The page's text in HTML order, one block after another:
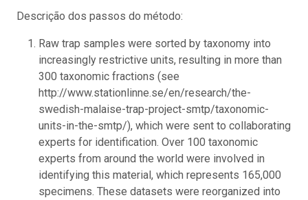
Descrição dos passos do método:
Raw trap samples were sorted by taxonomy into
increasingly restrictive units, resulting in more than
300 taxonomic fractions (see
http://www.stationlinne.se/en/research/the-
swedish-malaise-trap-project-smtp/taxonomic-
units-in-the-smtp/), which were sent to collaborating
experts for identification. Over 100 taxonomic
experts from around the world were involved in
identifying this material, which represents 165,000
specimens. These datasets were reorganized into